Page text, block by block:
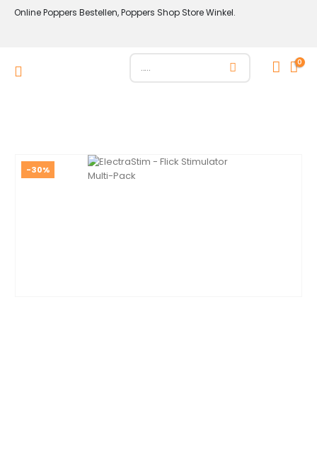
Online Poppers Bestellen, Poppers Shop Store Winkel.
0
-30%